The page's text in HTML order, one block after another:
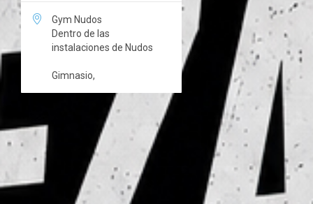

Gym Nudos
Dentro de las
instalaciones de Nudos
Gimnasio,